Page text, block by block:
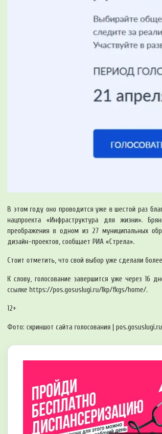
В этом году оно проводится уже в шестой раз
нацпроекта «Инфраструктура для жизни».
преображения в одном из 27 муниципальных
дизайн-проектов, сообщает РИА «Стрела».
Стоит отметить, что свой выбор уже сделали
К слову, голосование завершится уже через 16
ссылке https://pos.gosuslugi.ru/lkp/fkgs/home/.
12+
Фото: скриншот сайта голосования | pos.gosuslugi.ru